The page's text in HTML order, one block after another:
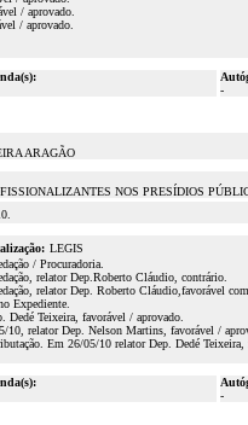
/ aprovado.
/ aprovado.
-
ARAGÃO
NOS PRESÍDIOS
LEGIS
/ Procuradoria.
relator Dep.Roberto Cláudio, contrário.
relator Dep. Roberto Cláudio,favorável
Expediente.
Teixeira, favorável / aprovado.
relator Dep. Nelson Martins, favorável /
Em 26/05/10 relator Dep. Dedé Teixeira,
-